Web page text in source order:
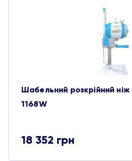
Шабельний розкрійний
1168W
18 352 грн